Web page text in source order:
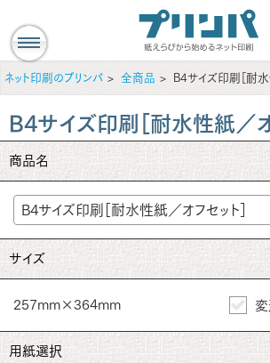
ネット印刷のプリンパ 全商品 B4サイズ印刷［耐水
B4サイズ印刷［耐水性紙／オ
商品名
サイズ
257mm×364mm
用紙選択